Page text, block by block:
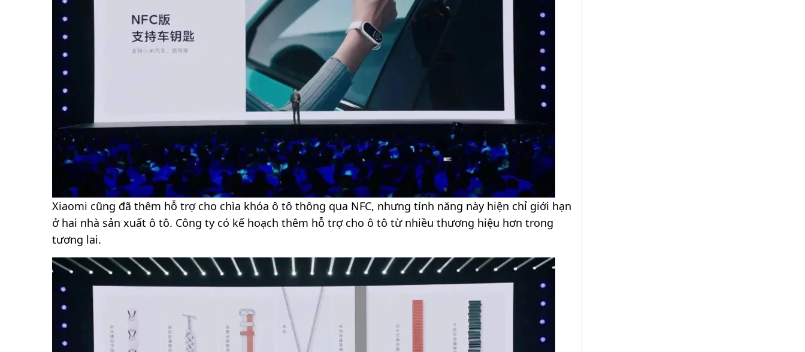
Xiaomi cũng đã thêm hỗ trợ cho chìa khóa ô tô thông qua NFC, nhưng tính năng này hiện chỉ giới hạn
ở hai nhà sản xuất ô tô. Công ty có kế hoạch thêm hỗ trợ cho ô tô từ nhiều thương hiệu hơn trong
tương lai.